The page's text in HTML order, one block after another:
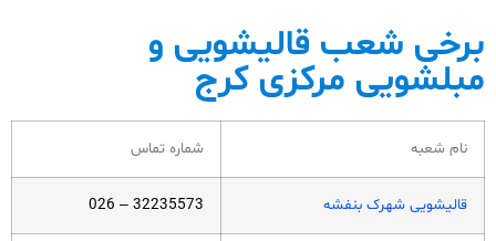
برخی شعب قالیشویی و
مبلشویی مرکزی کرج​
نام شعبه شماره تماس
قالیشویی شهرک بنفشه 32235573 – 026